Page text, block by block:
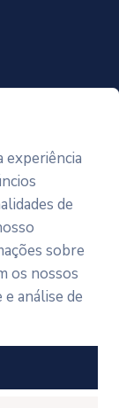
Subscrever
experiência
de
sobre
os nossos
análise de